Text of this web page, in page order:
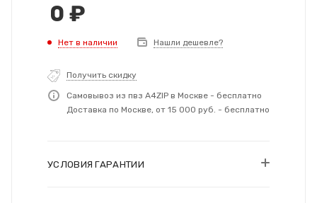
0 ₽
Нет в наличии Нашли дешевле?
Получить скидку
Самовывоз из пвз A4ZIP в Москве - бесплатно
Доставка по Москве, от 15 000 руб. - бесплатно
УСЛОВИЯ ГАРАНТИИ